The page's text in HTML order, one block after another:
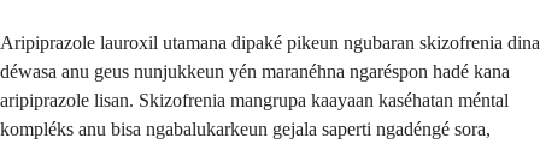
Aripiprazole lauroxil utamana dipaké pikeun ngubaran skizofrenia dina
déwasa anu geus nunjukkeun yén maranéhna ngaréspon hadé kana
aripiprazole lisan. Skizofrenia mangrupa kaayaan kaséhatan méntal
kompléks anu bisa ngabalukarkeun gejala saperti ngadéngé sora,